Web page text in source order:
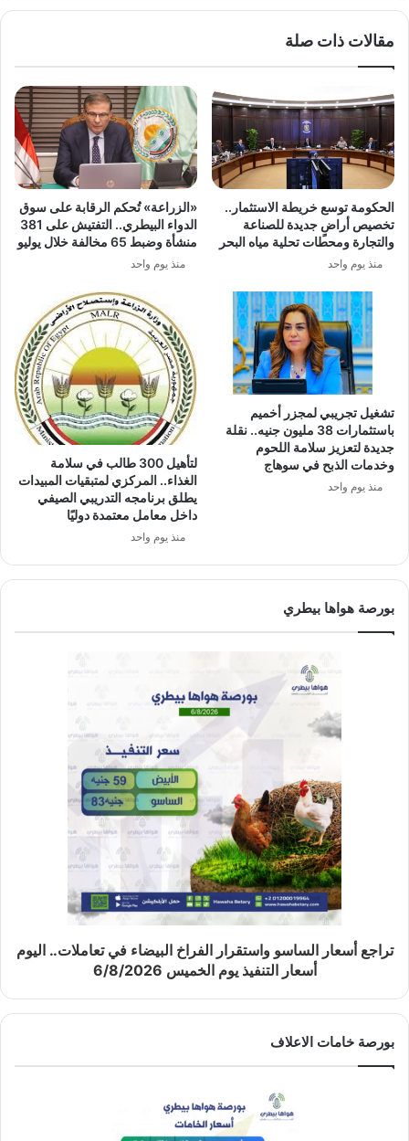
مقالات ذات صلة
الحكومة توسع خريطة الاستثمار..
تخصيص أراضٍ جديدة للصناعة
والتجارة ومحطات تحلية مياه البحر
منذ يوم واحد
«الزراعة» تُحكم الرقابة على سوق
الدواء البيطري.. التفتيش على 381
منشأة وضبط 65 مخالفة خلال يوليو
منذ يوم واحد
تشغيل تجريبي لمجزر أخميم
باستثمارات 38 مليون جنيه.. نقلة
جديدة لتعزيز سلامة اللحوم
وخدمات الذبح في سوهاج
منذ يوم واحد
لتأهيل 300 طالب في سلامة
الغذاء.. المركزي لمتبقيات المبيدات
يطلق برنامجه التدريبي الصيفي
داخل معامل معتمدة دوليًا
منذ يوم واحد
بورصة هواها بيطري
تراجع أسعار الساسو واستقرار الفراخ البيضاء في تعاملات.. اليوم
أسعار التنفيذ يوم الخميس 6/8/2026
بورصة خامات الاعلاف